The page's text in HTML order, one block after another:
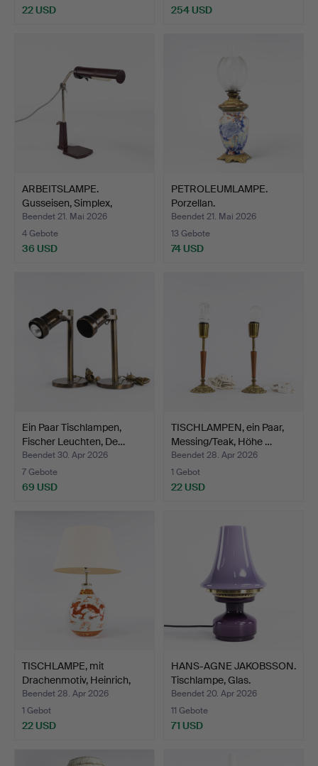
22 USD 254 USD
ARBEITSLAMPE.
Gusseisen, Simplex,
Deutschl…
Beendet 21. Mai 2026
4 Gebote
36 USD
PETROLEUMLAMPE.
Porzellan.
Beendet 21. Mai 2026
13 Gebote
74 USD
Ein Paar Tischlampen,
Fischer Leuchten, De…
Beendet 30. Apr 2026
7 Gebote
69 USD
TISCHLAMPEN, ein Paar,
Messing/Teak, Höhe …
Beendet 28. Apr 2026
1 Gebot
22 USD
TISCHLAMPE, mit
Drachenmotiv, Heinrich,
Hö…
Beendet 28. Apr 2026
1 Gebot
22 USD
HANS-AGNE JAKOBSSON.
Tischlampe, Glas.
Beendet 20. Apr 2026
11 Gebote
71 USD